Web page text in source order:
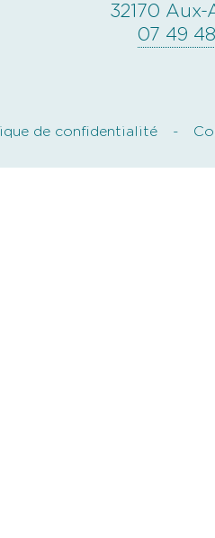
32170 Aux-
07 49
de confidentialité